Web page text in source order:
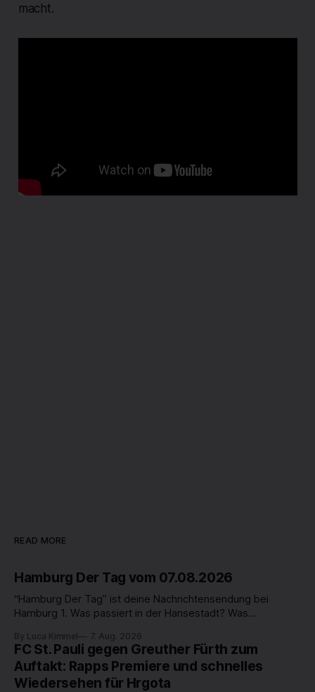
macht.
READ MORE
Hamburg Der Tag vom 07.08.2026
“Hamburg Der Tag” ist deine Nachrichtensendung bei
Hamburg 1. Was passiert in der Hansestadt? Was
in unserer Stadt an? Fragen, die von Montag bis Freitag LIVE
um 18 Uhr beantwortet werden - auf YouTube und im TV.
By Luca Kimmel 7. Aug. 2026
FC St. Pauli gegen Greuther Fürth zum
Auftakt: Rapps Premiere und schnelles
Wiedersehen für Hrgota